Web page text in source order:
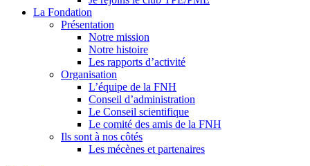
La Fondation
Présentation
Notre mission
Notre histoire
Les rapports d’activité
Organisation
L’équipe de la FNH
Conseil d’administration
Le Conseil scientifique
Le comité des amis de la FNH
Ils sont à nos côtés
Les mécènes et partenaires